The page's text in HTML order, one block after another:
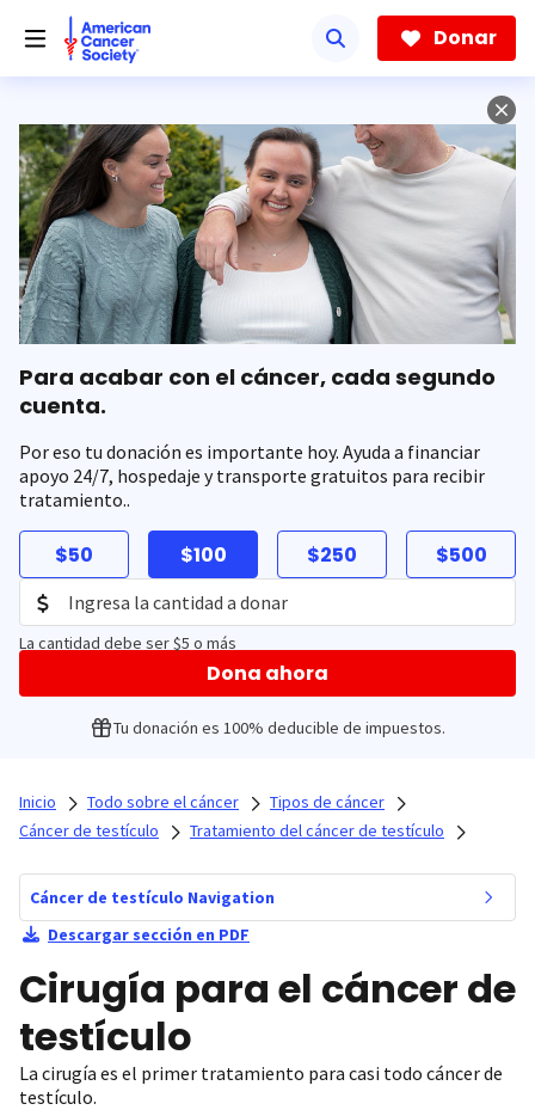
hacia
contenido
Donar
Para acabar con el cáncer, cada segundo
cuenta.
Por eso tu donación es importante hoy. Ayuda a financiar
apoyo 24/7, hospedaje y transporte gratuitos para recibir
tratamiento..
$50 $100 $250 $500
La cantidad debe ser $5 o más
Dona ahora
Tu donación es 100% deducible de impuestos.
Inicio Todo sobre el cáncer
Tipos de cáncer
Cáncer de testículo
Tratamiento del cáncer de testículo
Cáncer de testículo Navigation
Descargar sección en PDF
Cirugía para el cáncer de
testículo
La cirugía es el primer tratamiento para casi todo cáncer de
testículo.